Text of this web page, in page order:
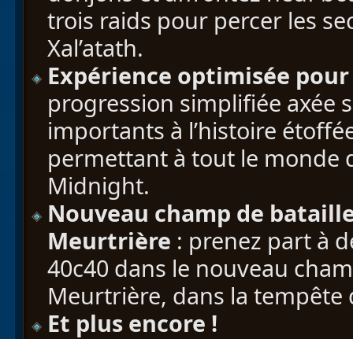
trois raids pour percer les
Xal’atath.
Expérience optimisée
progression simplifiée axée
importants à l’histoire
permettant à tout le monde
Midnight.
Nouveau champ de
Meurtrière : prenez part à
40c40 dans le nouveau
Meurtrière, dans la tempête
Et plus encore !